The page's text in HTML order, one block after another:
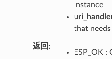
instance
that
返回
ESP_OK :